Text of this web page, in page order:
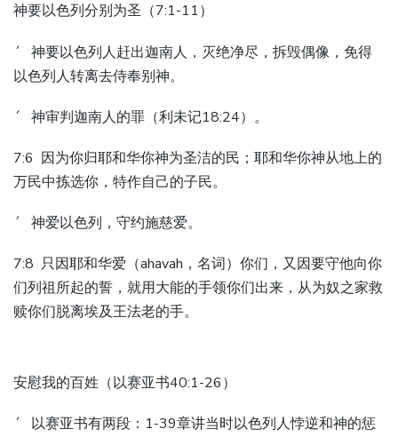
神要以色列分别为圣（7:1-11）
´ 神要以色列人赶出迦南人，灭绝净尽，拆毁偶像，免得
以色列人转离去侍奉别神。
´ 神审判迦南人的罪（利未记18:24）。
7:6 因为你归耶和华你神为圣洁的民；耶和华你神从地上的
万民中拣选你，特作自己的子民。
´ 神爱以色列，守约施慈爱。
7:8 只因耶和华爱（ahavah，名词）你们，又因要守他向你
们列祖所起的誓，就用大能的手领你们出来，从为奴之家救
赎你们脱离埃及王法老的手。
安慰我的百姓（以赛亚书40:1-26）
´ 以赛亚书有两段：1-39章讲当时以色列人悖逆和神的惩